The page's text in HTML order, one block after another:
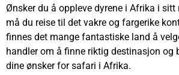
Ønsker du å oppleve dyrene i Afrika i sitt
må du reise til det vakre og fargerike
finnes det mange fantastiske land å
handler om å finne riktig destinasjon og
dine ønsker for safari i Afrika.